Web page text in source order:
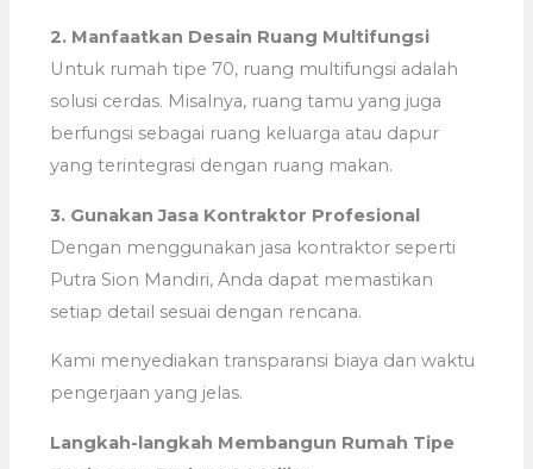
2. Manfaatkan Desain Ruang Multifungsi
Untuk rumah tipe 70, ruang multifungsi adalah
solusi cerdas. Misalnya, ruang tamu yang juga
berfungsi sebagai ruang keluarga atau dapur
yang terintegrasi dengan ruang makan.
3. Gunakan Jasa Kontraktor Profesional
Dengan menggunakan jasa kontraktor seperti
Putra Sion Mandiri, Anda dapat memastikan
setiap detail sesuai dengan rencana.
Kami menyediakan transparansi biaya dan waktu
pengerjaan yang jelas.
Langkah-langkah Membangun Rumah Tipe